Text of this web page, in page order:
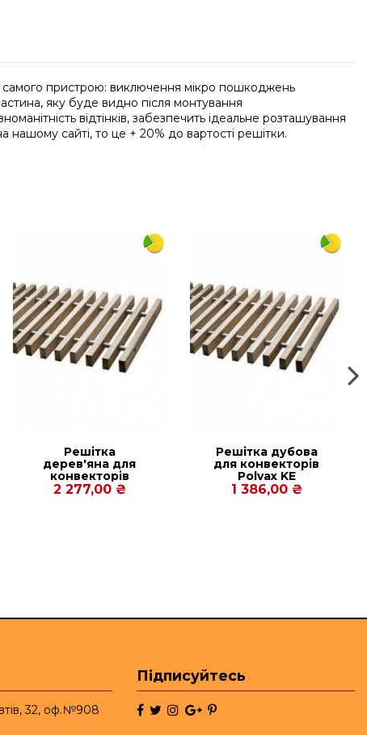
самого пристрою: виключення мікро пошкоджень
яку буде видно після монтування
відтінків, забезпечить ідеальне розташування
нашому сайті, то це + 20% до вартості решітки.
Решітка
дерев'яна для
конвекторів
Carrera C
Inox/Black 90/120.
2 277,00 ₴
Решітка дубова
для конвекторів
Рolvax KE
230.1000.120
1 386,00 ₴
32, оф.№908
Підписуйтесь